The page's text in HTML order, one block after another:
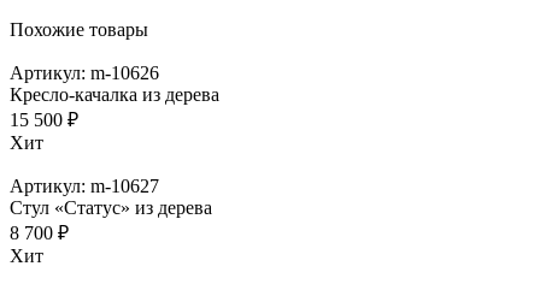
Похожие товары
Артикул: m-10626
Кресло-качалка из дерева
15 500 ₽
Хит
Артикул: m-10627
Стул «Статус» из дерева
8 700 ₽
Хит